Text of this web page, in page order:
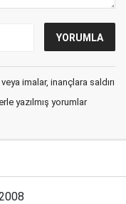
imalar, inançlara saldırı
yazılmış yorumlar